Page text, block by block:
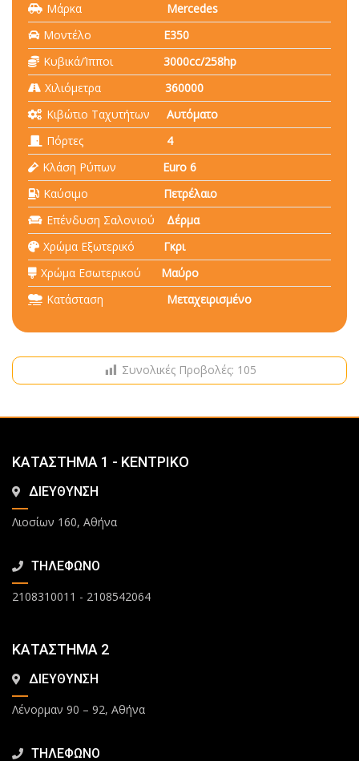
Μάρκα
Mercedes
Μοντέλο
Ε350
Κυβικά/Ίπποι
3000cc/258hp
Χιλιόμετρα
360000
Κιβώτιο Ταχυτήτων
Αυτόματο
Πόρτες
4
Κλάση Ρύπων
Euro 6
Καύσιμο
Πετρέλαιο
Επένδυση Σαλονιού
Δέρμα
Χρώμα Εξωτερικό
Γκρι
Χρώμα Εσωτερικού
Μαύρο
Κατάσταση
Μεταχειρισμένο
Συνολικές Προβολές: 105
ΚΑΤΑΣΤΗΜΑ 1 - ΚΕΝΤΡΙΚΟ
ΔΙΕΥΘΥΝΣΗ
Λιοσίων 160, Αθήνα
ΤΗΛΕΦΩΝΟ
2108310011 - 2108542064
ΚΑΤΑΣΤΗΜΑ 2
ΔΙΕΥΘΥΝΣΗ
Λένορμαν 90 – 92, Αθήνα
ΤΗΛΕΦΩΝΟ